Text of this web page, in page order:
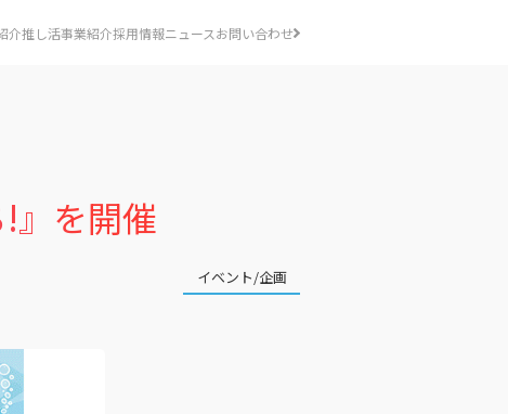
介推し活事業紹介採用情報ニュースお問い合わせ
』を開催
イベント/企画